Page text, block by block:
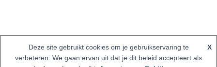
Deze site gebruikt cookies om je gebruikservaring te
verbeteren. We gaan ervan uit dat je dit beleid accepteert als
X